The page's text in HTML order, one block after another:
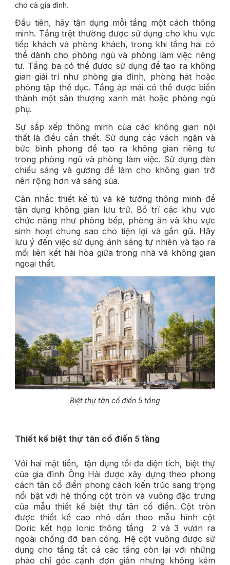
cho cả gia đình.
Đầu tiên, hãy tận dụng mỗi tầng một cách thông
minh. Tầng trệt thường được sử dụng cho khu vực
tiếp khách và phòng khách, trong khi tầng hai có
thể dành cho phòng ngủ và phòng làm việc riêng
tư. Tầng ba có thể được sử dụng để tạo ra không
gian giải trí như phòng gia đình, phòng hát hoặc
phòng tập thể dục. Tầng áp mái có thể được biến
thành một sân thượng xanh mát hoặc phòng ngủ
phụ.
Sự sắp xếp thông minh của các không gian nội
thất là điều cần thiết. Sử dụng các vách ngăn và
bức bình phong để tạo ra không gian riêng tư
trong phòng ngủ và phòng làm việc. Sử dụng đèn
chiếu sáng và gương để làm cho không gian trở
nên rộng hơn và sáng sủa.
Cân nhắc thiết kế tủ và kệ tường thông minh để
tận dụng không gian lưu trữ. Bố trí các khu vực
chức năng như phòng bếp, phòng ăn và khu vực
sinh hoạt chung sao cho tiện lợi và gần gũi. Hãy
lưu ý đến việc sử dụng ánh sáng tự nhiên và tạo ra
mối liên kết hài hòa giữa trong nhà và không gian
ngoại thất.
Biệt thự tân cổ điển 5 tầng
Thiết kế biệt thự tân cổ điển 5 tầng
Với hai mặt tiền, tận dụng tối đa diện tích, biệt thự
của gia đình Ông Hải được xây dựng theo phong
cách tân cổ điển phong cách kiến trúc sang trọng
nổi bật với hệ thống cột tròn và vuông đặc trưng
của mẫu thiết kế biệt thự tân cổ điển. Cột tròn
được thiết kế cao nhỏ dần theo mẫu hình cột
Doric kết hợp Ionic thông tầng 2 và 3 vươn ra
ngoài chống đỡ ban công. Hệ cột vuông được sử
dụng cho tầng tất cả các tầng còn lại với những
phào chỉ góc cạnh đơn giản nhưng không kém